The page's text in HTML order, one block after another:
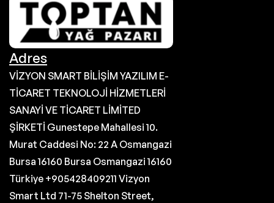
Adres
VİZYON SMART BİLİŞİM YAZILIM E-
TİCARET TEKNOLOJİ HİZMETLERİ
SANAYİ VE TİCARET LİMİTED
ŞİRKETİ Gunestepe Mahallesi 10.
Murat Caddesi No: 22 A Osmangazi
Bursa 16160 Bursa Osmangazi 16160
Türkiye +905428409211 Vizyon
Smart Ltd 71-75 Shelton Street,